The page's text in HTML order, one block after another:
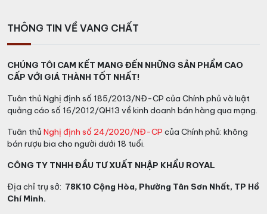
THÔNG TIN VỀ VANG CHẤT
CHÚNG TÔI CAM KẾT MANG ĐẾN NHỮNG SẢN PHẨM CAO
CẤP VỚI GIÁ THÀNH TỐT NHẤT!
Tuân thủ Nghị định số 185/2013/NĐ-CP của Chính phủ và luật
quảng cáo số 16/2012/QH13 về kinh doanh bán hàng qua mạng.
Tuân thủ Nghị định số 24/2020/NĐ-CP của Chính phủ: không
bán rượu bia cho người dưới 18 tuổi.
CÔNG TY TNHH ĐẦU TƯ XUẤT NHẬP KHẨU ROYAL
Địa chỉ trụ sở: 78K10 Cộng Hòa, Phường Tân Sơn Nhất, TP Hồ
Chí Minh.